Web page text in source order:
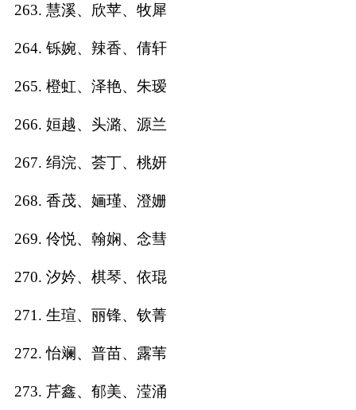
263. 慧溪、欣苹、牧犀
264. 铄婉、辣香、倩轩
265. 橙虹、泽艳、朱瑷
266. 姮越、头潞、源兰
267. 绢浣、荟丁、桃妍
268. 香茂、婳瑾、澄姗
269. 伶悦、翰娴、念彗
270. 汐妗、棋琴、依琨
271. 生瑄、丽锋、钦菁
272. 怡斓、普苗、露苇
273. 芹鑫、郁美、滢涌